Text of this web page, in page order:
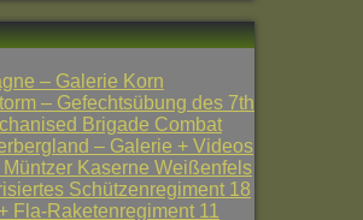
– Galerie Korn
– Gefechtsübung des 7th
Brigade Combat
– Galerie + Videos
Kaserne Weißenfels
Schützenregiment 18
Fla-Raketenregiment 11